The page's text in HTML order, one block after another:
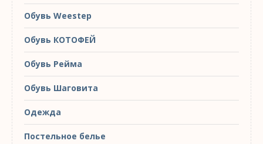
Обувь Weestep
Обувь КОТОФЕЙ
Обувь Рейма
Обувь Шаговита
Одежда
Постельное белье